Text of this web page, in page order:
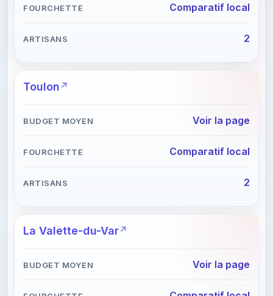
Comparatif local
2
Toulon
Voir la page
Comparatif local
2
La Valette-du-Var
Voir la page